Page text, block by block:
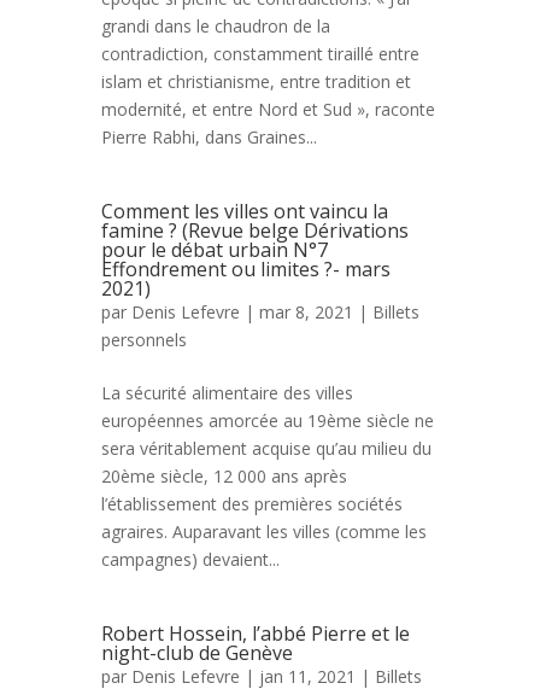
grandi dans le chaudron de la
contradiction, constamment tiraillé entre
islam et christianisme, entre tradition et
modernité, et entre Nord et Sud », raconte
Pierre Rabhi, dans Graines...
Comment les villes ont vaincu la
famine ? (Revue belge Dérivations
pour le débat urbain N°7
Effondrement ou limites ?- mars
2021)
par Denis Lefevre | mar 8, 2021 | Billets
personnels
La sécurité alimentaire des villes
européennes amorcée au 19ème siècle ne
sera véritablement acquise qu’au milieu du
20ème siècle, 12 000 ans après
l’établissement des premières sociétés
agraires. Auparavant les villes (comme les
campagnes) devaient...
Robert Hossein, l’abbé Pierre et le
night-club de Genève
par Denis Lefevre | jan 11, 2021 | Billets